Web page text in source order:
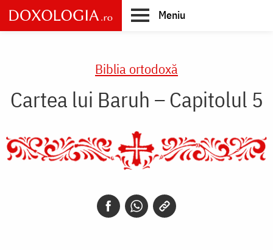
Skip
to
main
Meniu
Biblia ortodoxă
Cartea lui Baruh – Capitolul 5